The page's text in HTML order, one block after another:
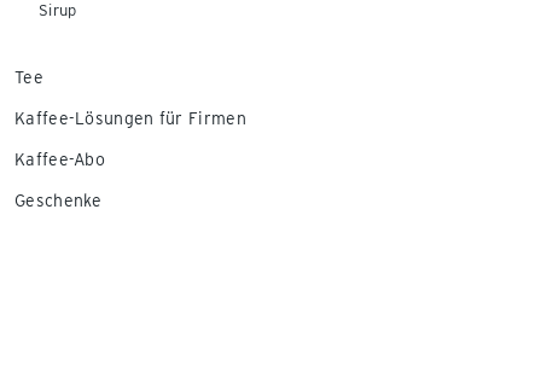
Sirup
Tee
Kaffee-Lösungen für Firmen
Kaffee-Abo
Geschenke